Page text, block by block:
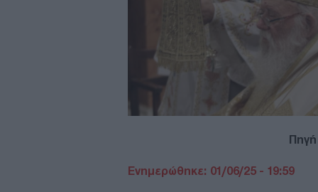
Ενημερώθηκε: 01/06/25 - 19:59